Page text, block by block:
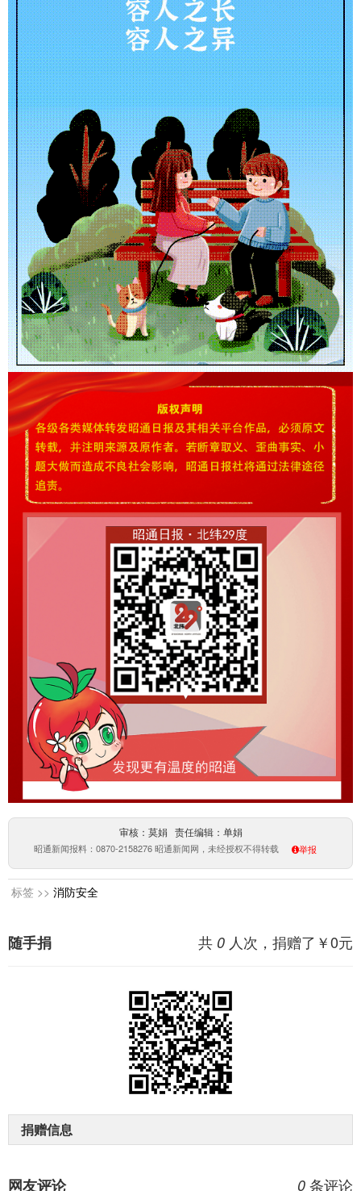
审核：莫娟 责任编辑：单娟
昭通新闻报料：0870-2158276 昭通新闻网，未经授权不得转载 举报
标签 >> 消防安全
共 0 人次，捐赠了￥0元
随手捐
捐赠信息
0 条评论
网友评论